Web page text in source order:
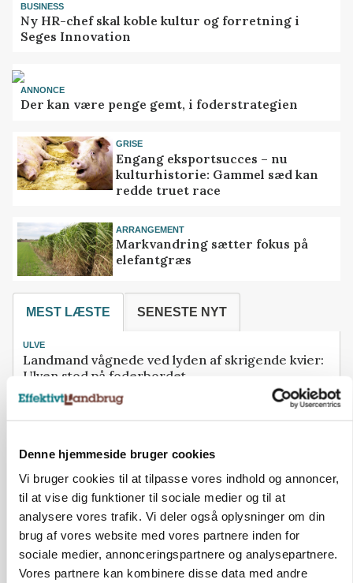
Denne hjemmeside bruger cookies
Vi bruger cookies til at tilpasse vores indhold og annoncer,
til at vise dig funktioner til sociale medier og til at
analysere vores trafik. Vi deler også oplysninger om din
brug af vores website med vores partnere inden for
sociale medier, annonceringspartnere og analysepartnere.
Vores partnere kan kombinere disse data med andre
BUSINESS
Ny HR-chef skal koble kultur og forretning i
Seges Innovation
ANNONCE
Der kan være penge gemt, i foderstrategien
GRISE
Engang eksportsucces – nu
kulturhistorie: Gammel sæd kan
redde truet race
ARRANGEMENT
Markvandring sætter fokus på
elefantgræs
MEST LÆSTE SENESTE NYT
ULVE
Landmand vågnede ved lyden af skrigende kvier:
Ulven stod på foderbordet
32.500 stipladser skifter slagteri: En af landets
Crown
Herregård holder høstdag
ULVE
Lille hund blev dræbt af ulv i Vestjylland